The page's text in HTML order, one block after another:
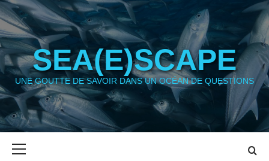
Aller
au
contenu
SEA(E)SCAPE
UNE GOUTTE DE SAVOIR DANS UN OCÉAN DE QUESTIONS